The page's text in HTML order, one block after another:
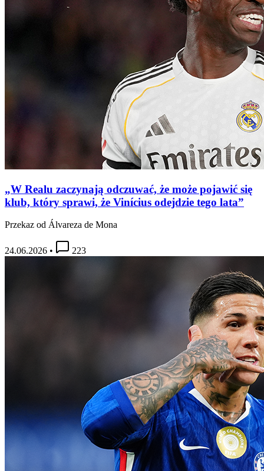
„W Realu zaczynają odczuwać, że może pojawić się
klub, który sprawi, że Vinícius odejdzie tego lata”
Przekaz od Álvareza de Mona
24.06.2026 • 223